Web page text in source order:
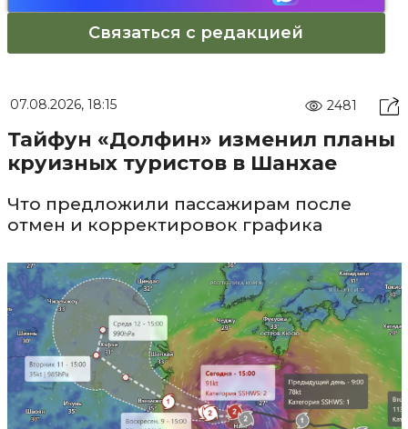
Связаться с редакцией
07.08.2026, 18:15 2481
Тайфун «Долфин» изменил планы
круизных туристов в Шанхае
Что предложили пассажирам после
отмен и корректировок графика